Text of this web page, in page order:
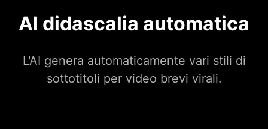
AI didascalia automatica
L'AI genera automaticamente vari stili di
sottotitoli per video brevi virali.